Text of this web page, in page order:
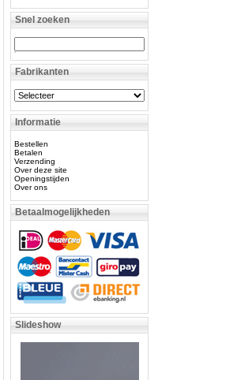
Snel zoeken
Fabrikanten
Informatie
Bestellen
Betalen
Verzending
Over deze site
Openingstijden
Over ons
Betaalmogelijkheden
Slideshow